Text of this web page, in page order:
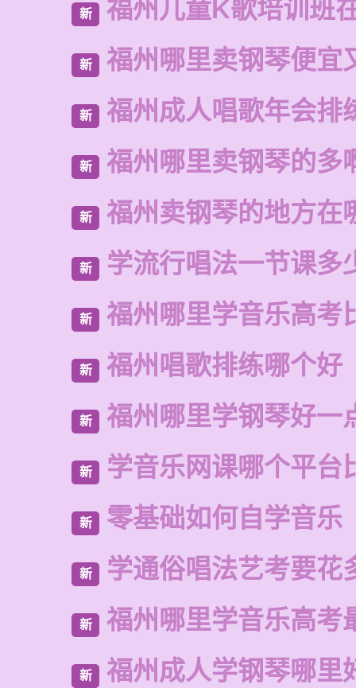
新 福州儿童K歌培训班
新 福州哪里卖钢琴便宜
新 福州成人唱歌年会排
新 福州哪里卖钢琴的多
新 福州卖钢琴的地方在
新 学流行唱法一节课多
新 福州哪里学音乐高考
新 福州唱歌排练哪个好
新 福州哪里学钢琴好一
新 学音乐网课哪个平台
新 零基础如何自学音乐
新 学通俗唱法艺考要花
新 福州哪里学音乐高考
新 福州成人学钢琴哪里